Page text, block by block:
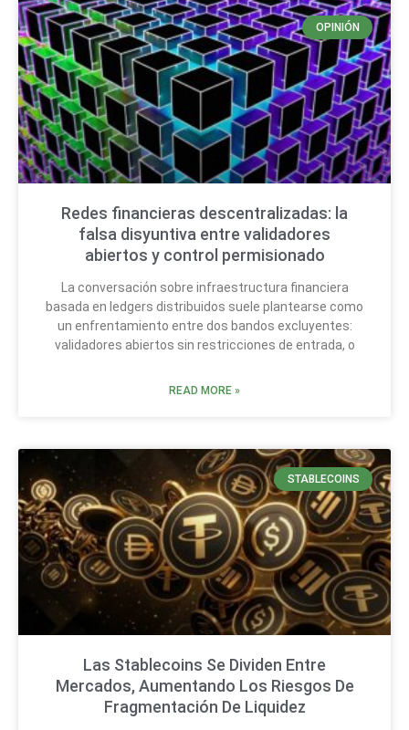
OPINIÓN
Redes financieras descentralizadas: la
falsa disyuntiva entre validadores
abiertos y control permisionado
La conversación sobre infraestructura financiera
basada en ledgers distribuidos suele plantearse como
un enfrentamiento entre dos bandos excluyentes:
validadores abiertos sin restricciones de entrada, o
READ MORE »
STABLECOINS
Las Stablecoins Se Dividen Entre
Mercados, Aumentando Los Riesgos De
Fragmentación De Liquidez